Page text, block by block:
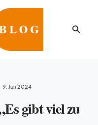
9. Juli 2024
gibt viel zu